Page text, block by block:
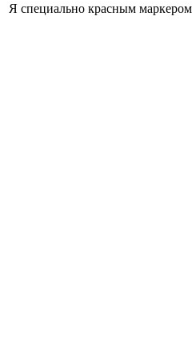
Я специально красным маркером